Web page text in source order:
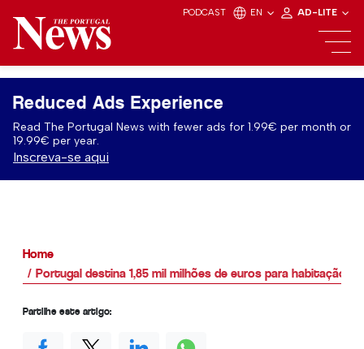
PODCAST EN AD-LITE
Reduced Ads Experience
Read The Portugal News with fewer ads for 1.99€ per month or
19.99€ per year.
Inscreva-se aqui
Home
Portugal destina 1,85 mil milhões de euros para habitação
Partilhe este artigo: